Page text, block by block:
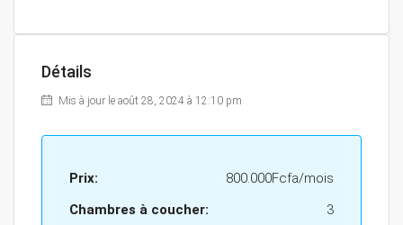
Détails
Mis à jour le août 28, 2024 à 12:10 pm
Prix:
800.000Fcfa/mois
Chambres à coucher:
3